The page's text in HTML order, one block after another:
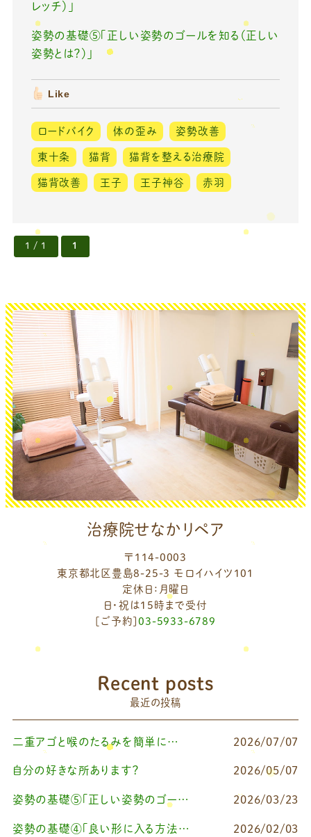
レッチ）」
姿勢の基礎⑤「正しい姿勢のゴールを知る（正しい
姿勢とは？）」
Like
ロードバイク 体の歪み 姿勢改善
東十条 猫背 猫背を整える治療院
猫背改善 王子 王子神谷 赤羽
1 / 1 1
治療院せなかリペア
〒114-0003
東京都北区豊島8-25-3 モロイハイツ101
定休日：月曜日
日・祝は15時まで受付
[ご予約]03-5933-6789
Recent posts
最近の投稿
二重アゴと喉のたるみを簡単に改善したいなら 2026/07/07
自分の好きな所あります？ 2026/05/07
姿勢の基礎⑤「正しい姿勢のゴールを知る（正しい姿勢とは？）」 2026/03/23
姿勢の基礎④「良い形に入る方法Ⅰ（せなリペストレッチ）」 2026/02/03